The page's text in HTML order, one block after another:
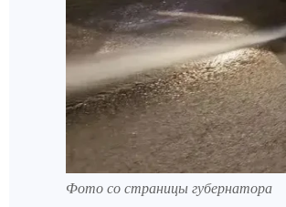
Фото со страницы губернатора